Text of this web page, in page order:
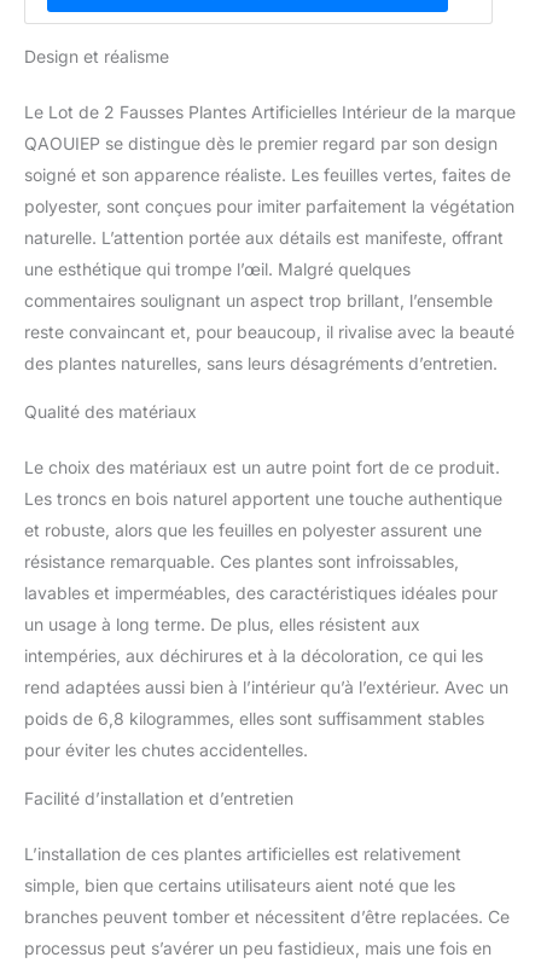
Design et réalisme
Le Lot de 2 Fausses Plantes Artificielles Intérieur de la marque
QAOUIEP se distingue dès le premier regard par son design
soigné et son apparence réaliste. Les feuilles vertes, faites de
polyester, sont conçues pour imiter parfaitement la végétation
naturelle. L’attention portée aux détails est manifeste, offrant
une esthétique qui trompe l’œil. Malgré quelques
commentaires soulignant un aspect trop brillant, l’ensemble
reste convaincant et, pour beaucoup, il rivalise avec la beauté
des plantes naturelles, sans leurs désagréments d’entretien.
Qualité des matériaux
Le choix des matériaux est un autre point fort de ce produit.
Les troncs en bois naturel apportent une touche authentique
et robuste, alors que les feuilles en polyester assurent une
résistance remarquable. Ces plantes sont infroissables,
lavables et imperméables, des caractéristiques idéales pour
un usage à long terme. De plus, elles résistent aux
intempéries, aux déchirures et à la décoloration, ce qui les
rend adaptées aussi bien à l’intérieur qu’à l’extérieur. Avec un
poids de 6,8 kilogrammes, elles sont suffisamment stables
pour éviter les chutes accidentelles.
Facilité d’installation et d’entretien
L’installation de ces plantes artificielles est relativement
simple, bien que certains utilisateurs aient noté que les
branches peuvent tomber et nécessitent d’être replacées. Ce
processus peut s’avérer un peu fastidieux, mais une fois en